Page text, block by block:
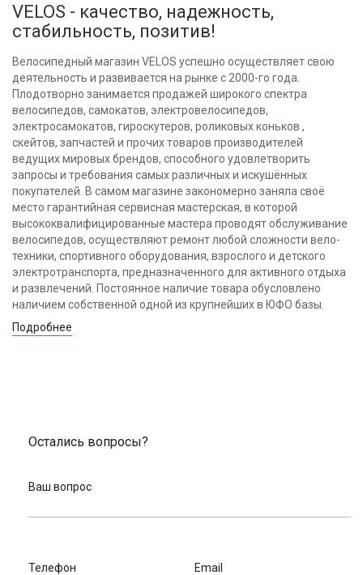
VELOS - качество, надежность,
стабильность, позитив!
Велосипедный магазин VELOS успешно осуществляет свою
деятельность и развивается на рынке с 2000-го года.
Плодотворно занимается продажей широкого спектра
велосипедов, самокатов, электровелосипедов,
электросамокатов, гироскутеров, роликовых коньков ,
скейтов, запчастей и прочих товаров производителей
ведущих мировых брендов, способного удовлетворить
запросы и требования самых различных и искушённых
покупателей. В самом магазине закономерно заняла своё
место гарантийная сервисная мастерская, в которой
высококвалифицированные мастера проводят обслуживание
велосипедов, осуществляют ремонт любой сложности вело-
техники, спортивного оборудования, взрослого и детского
электротранспорта, предназначенного для активного отдыха
и развлечений. Постоянное наличие товара обусловлено
наличием собственной одной из крупнейших в ЮФО базы.
Подробнее
Остались вопросы?
Ваш вопрос
Телефон Email